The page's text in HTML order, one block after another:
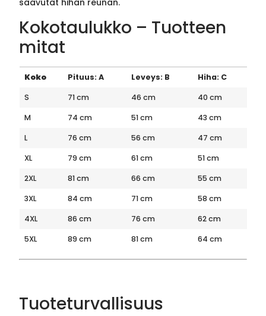
saavutat hihan reunan.
Kokotaulukko – Tuotteen
mitat
Koko Pituus: A Leveys: B
Hiha: C
S
71 cm 46 cm
40 cm
M
74 cm 51 cm
43 cm
L
76 cm 56 cm
47 cm
XL
79 cm 61 cm
51 cm
2XL
81 cm 66 cm
55 cm
3XL
84 cm 71 cm
58 cm
4XL
86 cm 76 cm
62 cm
5XL
89 cm 81 cm 64 cm
Tuoteturvallisuus